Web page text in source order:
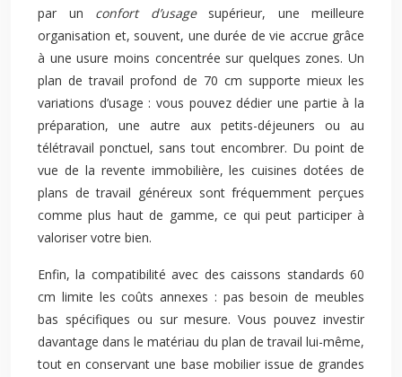
par un confort d’usagesupérieur, une meilleure
organisation et, souvent, une durée de vie accrue grâce
à une usure moins concentrée sur quelques zones. Un
plan de travail profond de 70 cm supporte mieux les
variations d’usage : vous pouvez dédier une partie à la
préparation, une autre aux petits-déjeuners ou au
télétravail ponctuel, sans tout encombrer. Du point de
vue de la revente immobilière, les cuisines dotées de
plans de travail généreux sont fréquemment perçues
comme plus haut de gamme, ce qui peut participer à
valoriser votre bien.
Enfin, la compatibilité avec des caissons standards 60
cm limite les coûts annexes : pas besoin de meubles
bas spécifiques ou sur mesure. Vous pouvez investir
davantage dans le matériau du plan de travail lui-même,
tout en conservant une base mobilier issue de grandes